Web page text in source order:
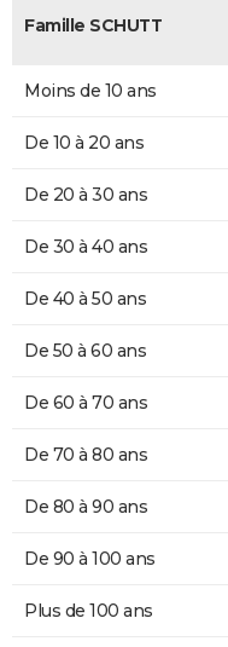
Famille SCHUTT
Moins de 10 ans
De 10 à 20 ans
De 20 à 30 ans
De 30 à 40 ans
De 40 à 50 ans
De 50 à 60 ans
De 60 à 70 ans
De 70 à 80 ans
De 80 à 90 ans
De 90 à 100 ans
Plus de 100 ans